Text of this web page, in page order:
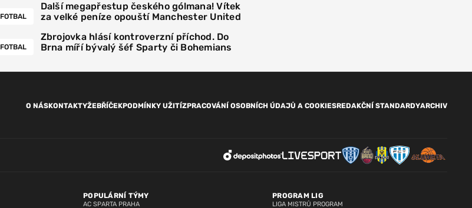
FOTBAL
Další megapřestup českého gólmana! Vítek
za velké peníze opouští Manchester United
FOTBAL
Zbrojovka hlásí kontroverzní příchod. Do
Brna míří bývalý šéf Sparty či Bohemians
O NÁSKONTAKTYŽEBŘÍČEKPODMÍNKY UŽITÍZPRACOVÁNÍ OSOBNÍCH ÚDAJŮ A COOKIESREDAKČNÍ STANDARDYARCHIV
POPULÁRNÍ TÝMY
AC SPARTA PRAHA
PROGRAM LIG
LIGA MISTRŮ PROGRAM